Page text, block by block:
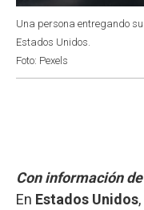
Una persona entregando
Estados Unidos.
Foto: Pexels
Con información
En Estados Unidos